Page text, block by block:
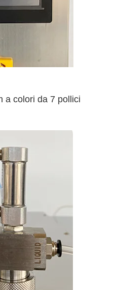
a colori da 7 pollici